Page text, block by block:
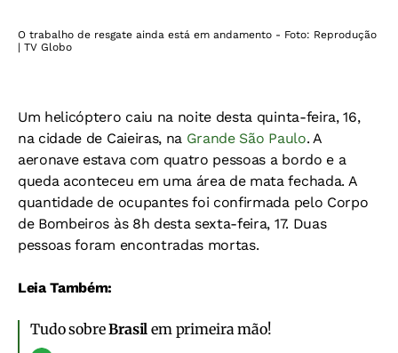
O trabalho de resgate ainda está em andamento - Foto: Reprodução
| TV Globo
Um helicóptero caiu na noite desta quinta-feira, 16,
na cidade de Caieiras, na Grande São Paulo. A
aeronave estava com quatro pessoas a bordo e a
queda aconteceu em uma área de mata fechada. A
quantidade de ocupantes foi confirmada pelo Corpo
de Bombeiros às 8h desta sexta-feira, 17. Duas
pessoas foram encontradas mortas.
Leia Também:
Tudo sobreBrasil em primeira mão!